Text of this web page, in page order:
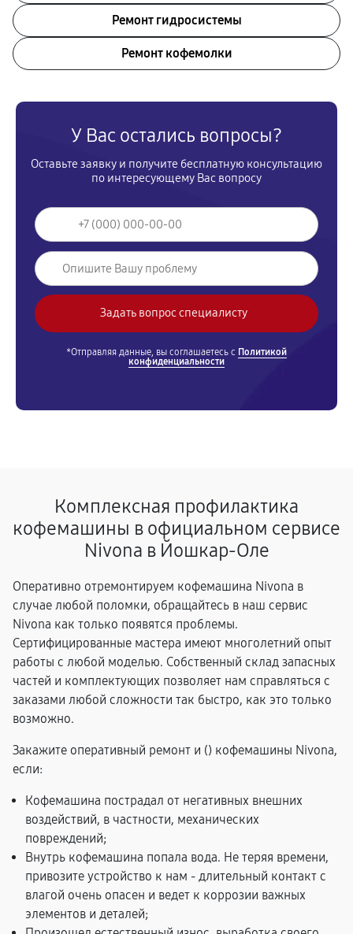
Ремонт гидросистемы
Ремонт кофемолки
У Вас остались вопросы?
Оставьте заявку и получите бесплатную консультацию
по интересующему Вас вопросу
*Отправляя данные, вы соглашаетесь с Политикой
конфиденциальности
Комплексная профилактика
кофемашины в официальном сервисе
Nivona в Йошкар-Оле
Оперативно отремонтируем кофемашина Nivona в
случае любой поломки, обращайтесь в наш сервис
Nivona как только появятся проблемы.
Сертифицированные мастера имеют многолетний опыт
работы с любой моделью. Собственный склад запасных
частей и комплектующих позволяет нам справляться с
заказами любой сложности так быстро, как это только
возможно.
Закажите оперативный ремонт и () кофемашины Nivona,
если:
Кофемашина пострадал от негативных внешних
воздействий, в частности, механических
повреждений;
Внутрь кофемашина попала вода. Не теряя времени,
привозите устройство к нам - длительный контакт с
влагой очень опасен и ведет к коррозии важных
элементов и деталей;